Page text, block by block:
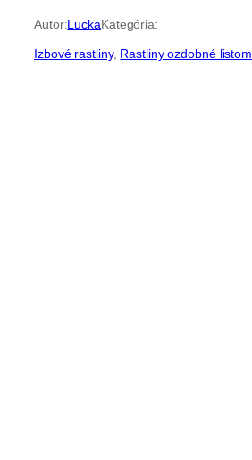
Autor:LuckaKategória:
Izbové rastliny, Rastliny ozdobné listom